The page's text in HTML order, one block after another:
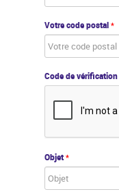
Votre code postal *
Code de vérification
Objet *